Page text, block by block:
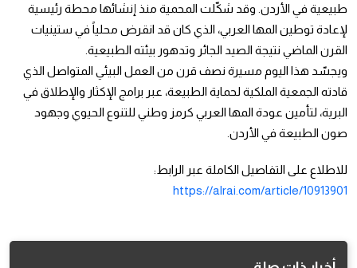
طبيعية في الأردن. وقد شكّلت المحمية منذ إنشائها محطة رئيسية
لإعادة توطين المها العربي، الذي كان قد انقرض محلياً في ستينيات
القرن الماضي نتيجة الصيد الجائر وتدهور بيئته الطبيعية.
ويجسّد هذا اليوم مسيرة نصف قرن من العمل البيئي المتواصل الذي
قادته الجمعية الملكية لحماية الطبيعة، عبر برامج الإكثار والإطلاق في
البرية، لتأمين عودة المها العربي كرمز وطني للتنوع الحيوي وجهود
صون الطبيعة في الأردن.
للاطلاع على التفاصيل الكاملة عبر الرابط:
https://alrai.com/article/10913901